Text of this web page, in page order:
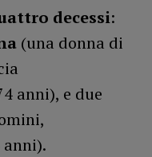
decessi:
(una donna di
anni), e due